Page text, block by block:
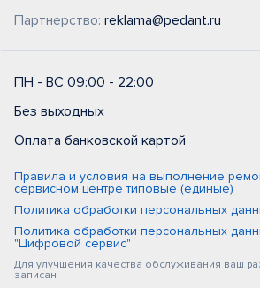
Партнерство: reklama@pedant.ru
ПН - ВС 09:00 - 22:00
Без выходных
Оплата банковской картой
Правила и условия на выполнение
сервисном центре типовые (единые)
Политика обработки персональных
Политика обработки персональных
"Цифровой сервис"
Для улучшения качества обслуживания ваш
записан